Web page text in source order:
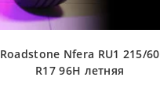
Roadstone Nfera RU1 215/60
R17 96H летняя